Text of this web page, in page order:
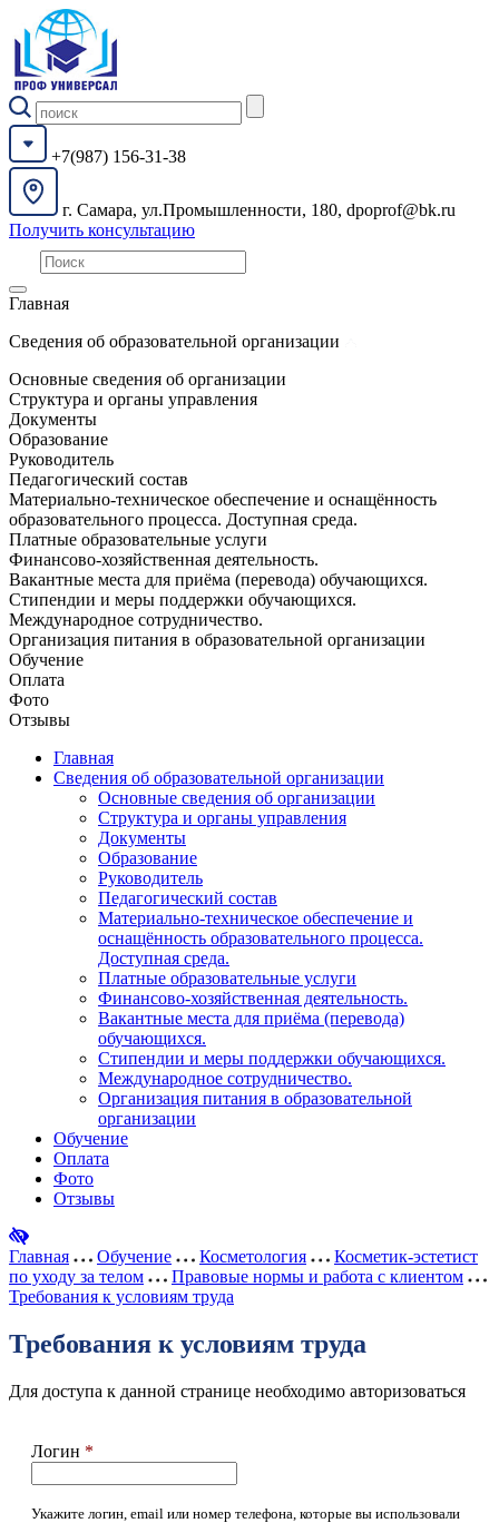
+7(987) 156-31-38
г. Самара, ул.Промышленности, 180, dpoprof@bk.ru
Получить консультацию
Главная
Сведения об образовательной организации
Основные сведения об организации
Структура и органы управления
Документы
Образование
Руководитель
Педагогический состав
Материально-техническое обеспечение и оснащённость
образовательного процесса. Доступная среда.
Платные образовательные услуги
Финансово-хозяйственная деятельность.
Вакантные места для приёма (перевода) обучающихся.
Стипендии и меры поддержки обучающихся.
Международное сотрудничество.
Организация питания в образовательной организации
Обучение
Оплата
Фото
Отзывы
Главная
Сведения об образовательной организации
Основные сведения об организации
Структура и органы управления
Документы
Образование
Руководитель
Педагогический состав
Материально-техническое обеспечение и
оснащённость образовательного процесса.
Доступная среда.
Платные образовательные услуги
Финансово-хозяйственная деятельность.
Вакантные места для приёма (перевода)
обучающихся.
Стипендии и меры поддержки обучающихся.
Международное сотрудничество.
Организация питания в образовательной
организации
Обучение
Оплата
Фото
Отзывы
Главная Обучение Косметология
Косметик-эстетист
по уходу за телом
Правовые нормы и работа с клиентом
Требования к условиям труда
Требования к условиям труда
Для доступа к данной странице необходимо авторизоваться
Логин *
Укажите логин, email или номер телефона, которые вы использовали